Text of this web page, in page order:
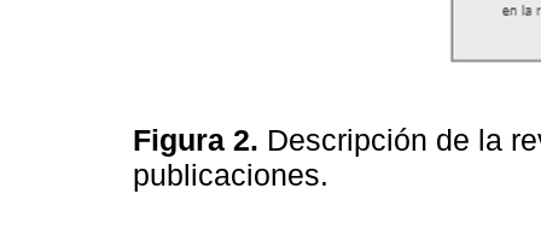
Figura 2. Descripción de la
publicaciones.